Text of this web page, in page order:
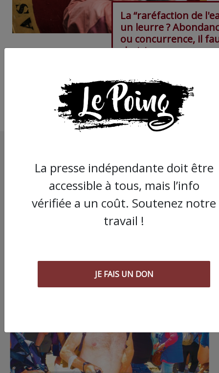
La “raréfaction de
un leurre ?
ou concurrence, il
choisir
La presse indépendante doit être
accessible à tous, mais l’info
vérifiée a un coût. Soutenez notre
travail !
JE FAIS UN DON